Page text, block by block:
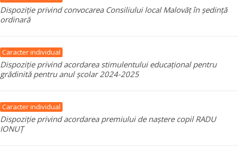
Dispoziție privind convocarea Consiliului local Malovăț în ședință
ordinară
Caracter individual
Dispoziție privind acordarea stimulentului educațional pentru
grădinită pentru anul școlar 2024-2025
Caracter individual
Dispoziție privind acordarea premiului de naștere copil RADU
IONUȚ